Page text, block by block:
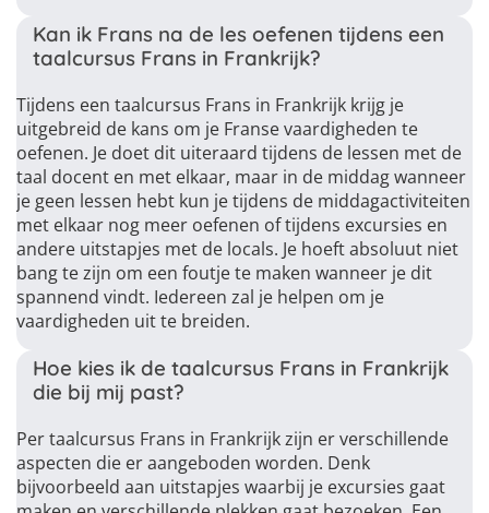
Kan ik Frans na de les oefenen tijdens een
taalcursus Frans in Frankrijk?
Tijdens een taalcursus Frans in Frankrijk krijg je
uitgebreid de kans om je Franse vaardigheden te
oefenen. Je doet dit uiteraard tijdens de lessen met de
taal docent en met elkaar, maar in de middag wanneer
je geen lessen hebt kun je tijdens de middagactiviteiten
met elkaar nog meer oefenen of tijdens excursies en
andere uitstapjes met de locals. Je hoeft absoluut niet
bang te zijn om een foutje te maken wanneer je dit
spannend vindt. Iedereen zal je helpen om je
vaardigheden uit te breiden.
Hoe kies ik de taalcursus Frans in Frankrijk
die bij mij past?
Per taalcursus Frans in Frankrijk zijn er verschillende
aspecten die er aangeboden worden. Denk
bijvoorbeeld aan uitstapjes waarbij je excursies gaat